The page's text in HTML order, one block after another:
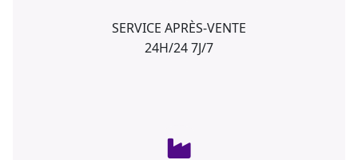
SERVICE APRÈS-VENTE
24H/24 7J/7